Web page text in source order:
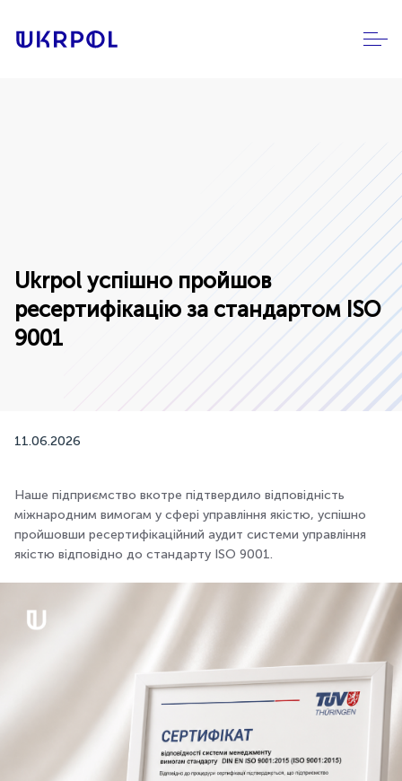
Ukrpol успішно пройшов
ресертифікацію за стандартом ISO
9001
11.06.2026
Наше підприємство вкотре підтвердило відповідність
міжнародним вимогам у сфері управління якістю, успішно
пройшовши ресертифікаційний аудит системи управління
якістю відповідно до стандарту ISO 9001.